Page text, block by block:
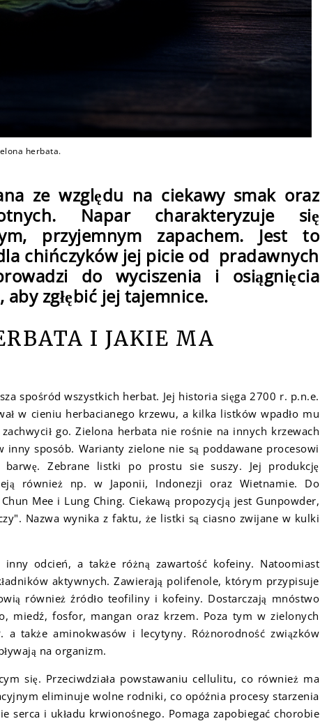
herbata.
ze względu na ciekawy smak oraz
Napar charakteryzuje się
przyjemnym zapachem. Jest to
chińczyków jej picie od pradawnych
do wyciszenia i osiągnięcia
zgłębić jej tajemnice.
I JAKIE MA
spośród wszystkich herbat. Jej historia sięga 2700 r. p.n.e.
w cieniu herbacianego krzewu, a kilka listków wpadło mu
go. Zielona herbata nie rośnie na innych krzewach
sposób. Warianty zielone nie są poddawane procesowi
Zebrane listki po prostu sie suszy. Jej produkcję
również np. w Japonii, Indonezji oraz Wietnamie. Do
Mee i Lung Ching. Ciekawą propozycją jest Gunpowder,
Nazwa wynika z faktu, że listki są ciasno zwijane w kulki
odcień, a także różną zawartość kofeiny. Natoomiast
aktywnych. Zawierają polifenole, którym przypisuje
również źródło teofiliny i kofeiny. Dostarczają mnóstwo
miedź, fosfor, mangan oraz krzem. Poza tym w zielonych
także aminokwasów i lecytyny. Różnorodność związków
na organizm.
się. Przeciwdziała powstawaniu cellulitu, co również ma
eliminuje wolne rodniki, co opóźnia procesy starzenia
i układu krwionośnego. Pomaga zapobiegać chorobie